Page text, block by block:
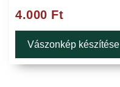
4.000 Ft
Vászonkép készítése